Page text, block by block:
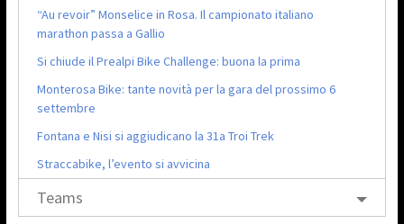
“Au revoir” Monselice in Rosa. Il campionato italiano
marathon passa a Gallio
Si chiude il Prealpi Bike Challenge: buona la prima
Monterosa Bike: tante novità per la gara del prossimo 6
settembre
Fontana e Nisi si aggiudicano la 31a Troi Trek
Straccabike, l’evento si avvicina
Teams